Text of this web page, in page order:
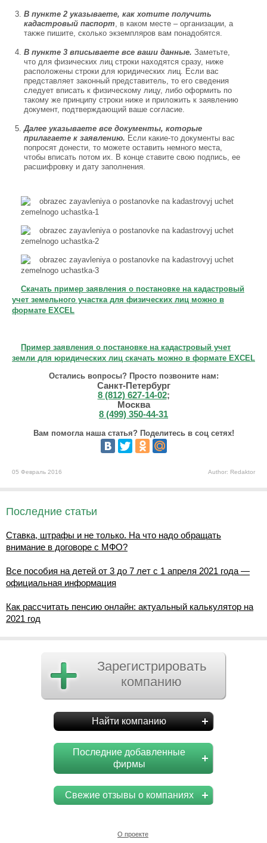
В пункте 2 указываете, как хотите получить
кадастровый паспорт, в каком месте – организации, а
также пишите, сколько экземпляров вам понадобятся.
В пункте 3 вписываете все ваши данные. Заметьте,
что для физических лиц строки находятся сразу, ниже
расположены строки для юридических лиц. Если вас
представляет законный представитель, то его сведения
следует вписать к физическому лицу, либо оформить по
такому же принципу строки ниже и приложить к заявлению
документ, подтверждающий ваше согласие.
Далее указываете все документы, которые
прилагаете к заявлению. Если какие-то документы вас
попросят донести, то можете оставить немного места,
чтобы вписать потом их. В конце ставите свою подпись, ее
расшифровку и дату заполнения.
Скачать пример заявления о постановке на кадастровый
учет земельного участка для физических лиц можно в
формате EXCEL
Пример заявления о постановке на кадастровый учет
земли для юридических лиц скачать можно в формате EXCEL
Остались вопросы? Просто позвоните нам:
Санкт-Петербург
8 (812) 627-14-02;
Москва
8 (499) 350-44-31
Вам помогла наша статья? Поделитесь в соц сетях!
05 Февраль 2016 Author: Redaktor
Последние статьи
Ставка, штрафы и не только. На что надо обращать
внимание в договоре с МФО?
Все пособия на детей от 3 до 7 лет с 1 апреля 2021 года —
официальная информация
Как рассчитать пенсию онлайн: актуальный калькулятор на
2021 год
Зарегистрировать
компанию
Найти компанию
Последние добавленные
фирмы
Свежие отзывы о компаниях
О проекте